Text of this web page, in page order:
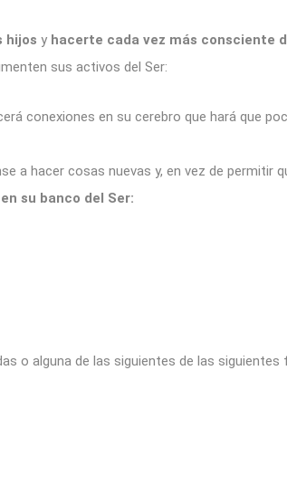
hijos y hacerte cada vez más consciente
sus activos del Ser:
conexiones en su cerebro que hará que
a hacer cosas nuevas y, en vez de permitir
su banco del Ser:
o alguna de las siguientes de las siguientes